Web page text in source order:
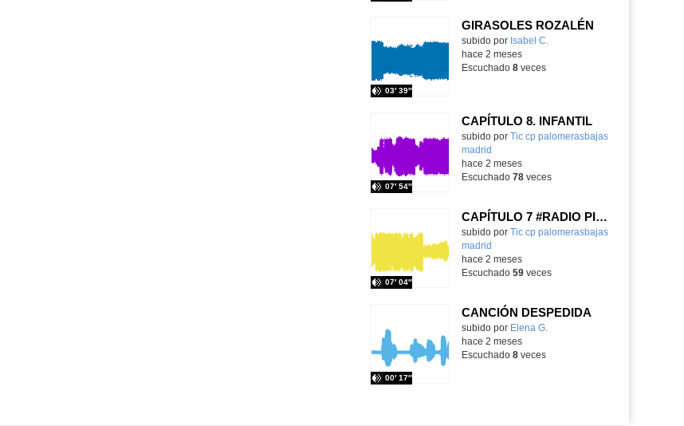
GIRASOLES ROZALÉN
Contenido educativo.
subido por Isabel C.
03′ 39″
hace 2 meses
Escuchado 8veces
CAPÍTULO 8. INFANTIL
Contenido educativo.
subido por Tic cp palomerasbajas
madrid
07′ 54″
hace 2 meses
Escuchado 78veces
CAPÍTULO 7 #RADIO PICHÓN
subido por Tic cp palomerasbajas
madrid
07′ 04″
hace 2 meses
Escuchado 59veces
CANCIÓN DESPEDIDA
Contenido educativo.
subido por Elena G.
00′ 17″
hace 2 meses
Escuchado 8veces